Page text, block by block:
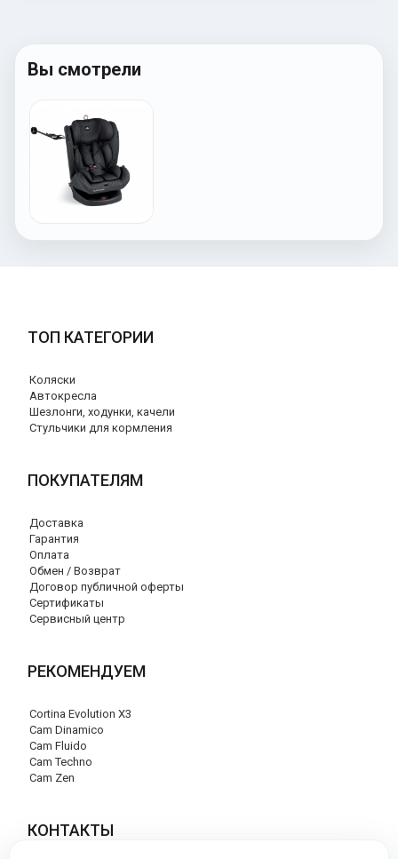
Вы смотрели
ТОП КАТЕГОРИИ
Коляски
Автокресла
Шезлонги, ходунки, качели
Стульчики для кормления
ПОКУПАТЕЛЯМ
Доставка
Гарантия
Оплата
Обмен / Возврат
Договор публичной оферты
Сертификаты
Сервисный центр
РЕКОМЕНДУЕМ
Cortina Evolution X3
Cam Dinamico
Cam Fluido
Cam Techno
Cam Zen
КОНТАКТЫ